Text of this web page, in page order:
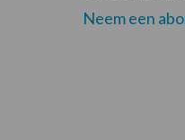
Neem een